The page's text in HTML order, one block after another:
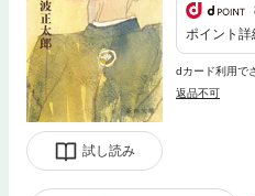
試し読み
ポイント詳
dカード利用で
返品不可